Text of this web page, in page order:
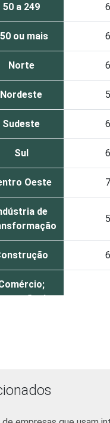
50 a 249
ou mais
Norte
Nordeste
Sudeste
Sul
Oeste
de
de